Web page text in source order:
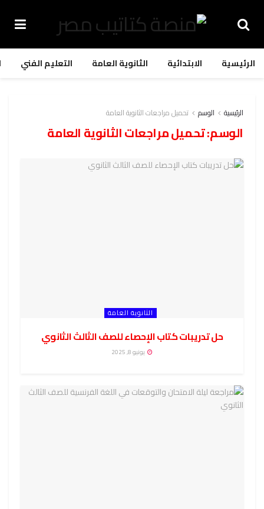
الرئيسية الابتدائية الثانوية العامة التعليم الفني
الرئيسية الوسم تحميل مراجعات الثانوية العامة
الوسم:تحميل مراجعات الثانوية العامة
الثانوية العامة
حل تدريبات كتاب الإحصاء للصف الثالث الثانوي
يونيو 8, 2025